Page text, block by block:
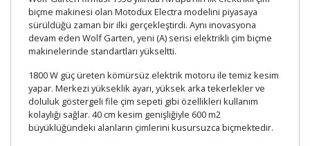
biçme makinesi olan Motodux Electra modelini piyasaya
sürüldüğü zaman bir ilki gerçekleştirdi. Aynı inovasyona
devam eden Wolf Garten, yeni (A) serisi elektrikli çim biçme
makinelerinde standartları yükseltti.
1800 W güç üreten kömürsüz elektrik motoru ile temiz kesim
yapar. Merkezi yükseklik ayarı, yüksek arka tekerlekler ve
doluluk göstergeli file çim sepeti gibi özellikleri kullanım
kolaylığı sağlar. 40 cm kesim genişliğiyle 600 m2
büyüklüğündeki alanların çimlerini kusursuzca biçmektedir.